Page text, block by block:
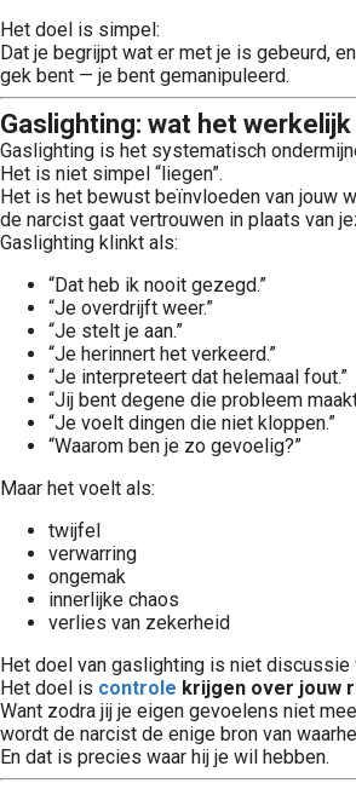
Het doel is simpel:
Dat je begrijpt wat er met je is gebeurd,
gek bent — je bent gemanipuleerd.
Gaslighting: wat het werkelijk
Gaslighting is het systematisch
Het is niet simpel “liegen”.
Het is het bewust beïnvloeden van jouw
de narcist gaat vertrouwen in plaats van
Gaslighting klinkt als:
“Dat heb ik nooit gezegd.”
“Je overdrijft weer.”
“Je stelt je aan.”
“Je herinnert het verkeerd.”
“Je interpreteert dat helemaal fout.”
“Jij bent degene die probleem
“Je voelt dingen die niet kloppen.”
“Waarom ben je zo gevoelig?”
Maar het voelt als:
twijfel
verwarring
ongemak
innerlijke chaos
verlies van zekerheid
Het doel van gaslighting is niet discussie
Het doel is controle krijgen over jouw
Want zodra jij je eigen gevoelens niet
wordt de narcist de enige bron van
En dat is precies waar hij je wil hebben.